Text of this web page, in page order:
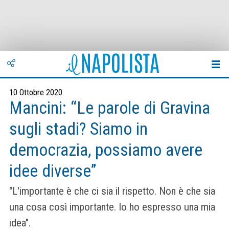
10 Ottobre 2020
Mancini: “Le parole di Gravina
sugli stadi? Siamo in
democrazia, possiamo avere
idee diverse”
"L'importante è che ci sia il rispetto. Non è che sia
una cosa così importante. Io ho espresso una mia
idea".